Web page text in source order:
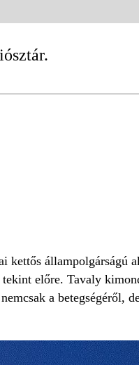
kettős állampolgárságú
előre. Tavaly
a betegségéről,